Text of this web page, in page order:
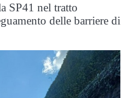
SP41 nel tratto
delle barriere di